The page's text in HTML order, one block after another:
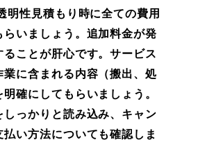
明性見積もり時に全ての費用
いましょう。追加料金が発
ことが肝心です。サービス
に含まれる内容（搬出、処
確にしてもらいましょう。
っかりと読み込み、キャン
い方法についても確認しま